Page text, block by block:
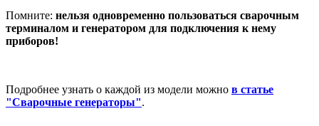
Помните: нельзя одновременно пользоваться сварочным
терминалом и генератором для подключения к нему
приборов!
Подробнее узнать о каждой из модели можно в статье
"Сварочные генераторы".